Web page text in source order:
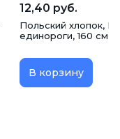
12,40 руб.
Польский хлопок,
единороги, 160 см
В корзину